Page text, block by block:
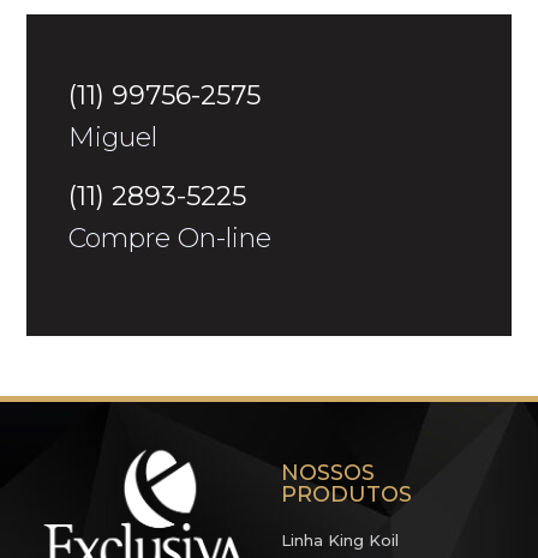
(11) 99756-2575
Miguel
(11) 2893-5225
Compre On-line
NOSSOS
PRODUTOS
Linha King Koil